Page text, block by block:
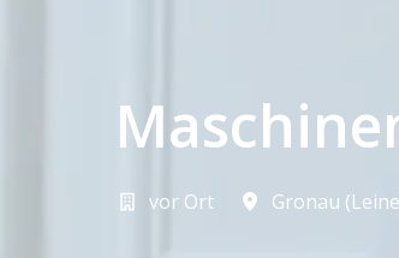
vor Ort Gronau